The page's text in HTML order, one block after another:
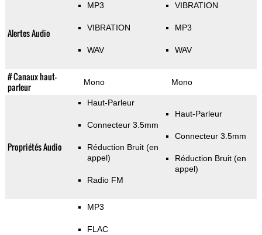
Alertes Audio
MP3
VIBRATION
WAV
VIBRATION
MP3
WAV
# Canaux haut-
parleur
Mono Mono
Propriétés Audio
Haut-Parleur
Connecteur 3.5mm
Réduction Bruit (en
appel)
Radio FM
Haut-Parleur
Connecteur 3.5mm
Réduction Bruit (en
appel)
MP3
FLAC